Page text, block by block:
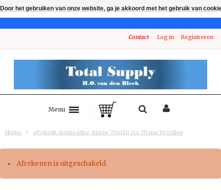
Contact Log in Registreren
Menu
Home afvalzak sterko ldpe, blauw 70x110 cm 70 mµ 10 rollen
Afrekenen is uitgeschakeld.
Door het gebruiken van onze website, ga je akkoord met het gebruik van